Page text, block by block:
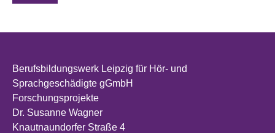
Berufsbildungswerk Leipzig für Hör- und
Sprachgeschädigte gGmbH
Forschungsprojekte
Dr. Susanne Wagner
Knautnaundorfer Straße 4